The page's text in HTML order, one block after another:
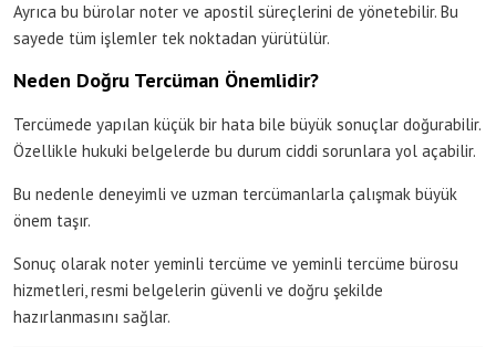
Ayrıca bu bürolar noter ve apostil süreçlerini de yönetebilir. Bu
sayede tüm işlemler tek noktadan yürütülür.
Neden Doğru Tercüman Önemlidir?
Tercümede yapılan küçük bir hata bile büyük sonuçlar doğurabilir.
Özellikle hukuki belgelerde bu durum ciddi sorunlara yol açabilir.
Bu nedenle deneyimli ve uzman tercümanlarla çalışmak büyük
önem taşır.
Sonuç olarak noter yeminli tercüme ve yeminli tercüme bürosu
hizmetleri, resmi belgelerin güvenli ve doğru şekilde
hazırlanmasını sağlar.